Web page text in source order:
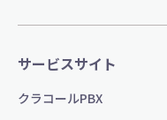
サービスサイト
クラコールPBX